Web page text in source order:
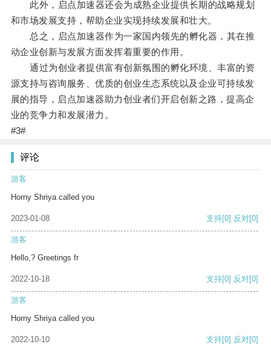
此外，启点加速器还会为成熟企业提供长期的战略规划
和市场发展支持，帮助企业实现持续发展和壮大。
总之，启点加速器作为一家国内领先的孵化器，其在推
动企业创新与发展方面发挥着重要的作用。
通过为创业者提供富有创新氛围的孵化环境、丰富的资
源支持与咨询服务、优质的创业生态系统以及企业可持续发
展的指导，启点加速器助力创业者们开启创新之路，提高企
业的竞争力和发展潜力。
#3#
评论
游客
Horny Shriya called you
2023-01-08 支持[0] 反对[0]
游客
Hello,? Greetings fr
2022-10-18 支持[0] 反对[0]
游客
Horny Shriya called you
2022-10-10 支持[0] 反对[0]